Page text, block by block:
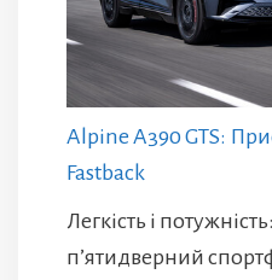
Alpine A390 GTS:
Fastback
Легкість і
п’ятидверний